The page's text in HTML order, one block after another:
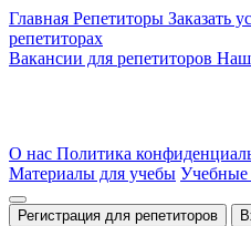
Главная Репетиторы Заказать
репетиторах
Вакансии для репетиторов
О нас Политика
Материалы для учебы Учебные
Регистрация для репетиторов